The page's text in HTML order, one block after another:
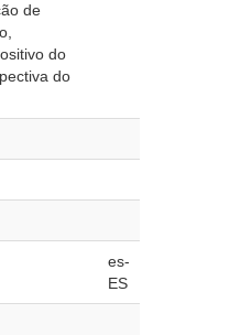
de
do
do
es-
ES